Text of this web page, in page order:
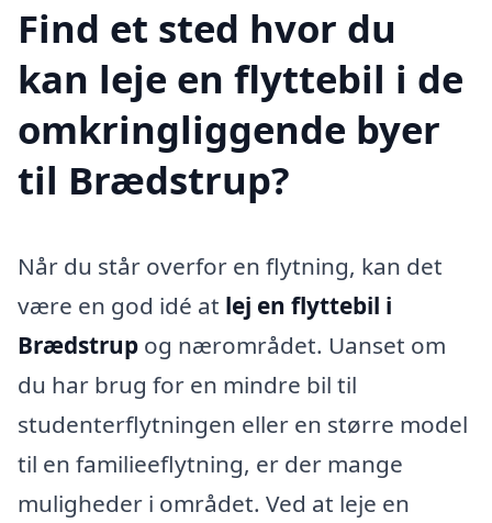
Find et sted hvor du
kan leje en flyttebil i de
omkringliggende byer
til Brædstrup?
Når du står overfor en flytning, kan det
være en god idé at lej en flyttebil i
Brædstrup og nærområdet. Uanset om
du har brug for en mindre bil til
studenterflytningen eller en større model
til en familieeflytning, er der mange
muligheder i området. Ved at leje en